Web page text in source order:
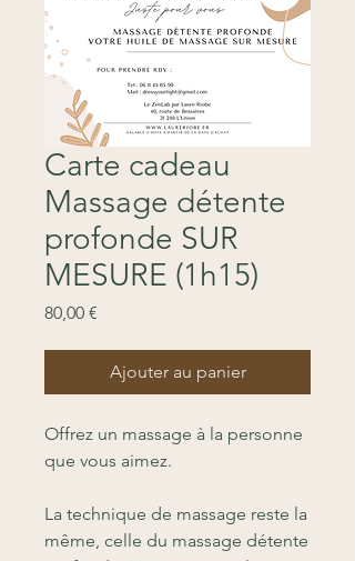
Carte cadeau
Massage détente
profonde SUR
MESURE (1h15)
80,00 €
Ajouter au panier
Offrez un massage à la personne
que vous aimez.
La technique de massage reste la
même, celle du massage détente